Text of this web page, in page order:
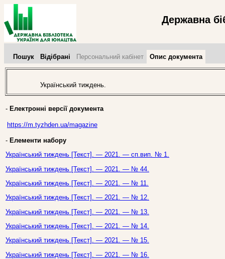
Державна
Пошук Відібрані Персональний кабінет Опис документа
Український тиждень.
- Електронні версії документа
https://m.tyzhden.ua/magazine
- Елементи набору
Український тиждень [Текст]. — 2021. — сп.вип. № 1.
Український тиждень [Текст]. — 2021. — № 44.
Український тиждень [Текст]. — 2021. — № 11.
Український тиждень [Текст]. — 2021. — № 12.
Український тиждень [Текст]. — 2021. — № 13.
Український тиждень [Текст]. — 2021. — № 14.
Український тиждень [Текст]. — 2021. — № 15.
Український тиждень [Текст]. — 2021. — № 16.